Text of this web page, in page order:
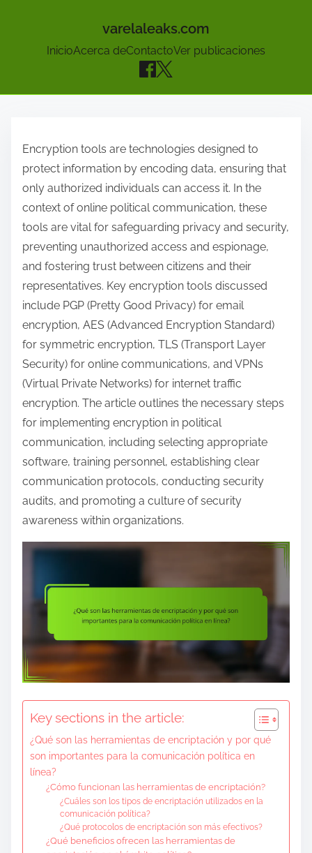
varelaleaks.com
InicioAcerca deContactoVer publicaciones
Encryption tools are technologies designed to
protect information by encoding data, ensuring that
only authorized individuals can access it. In the
context of online political communication, these
tools are vital for safeguarding privacy and security,
preventing unauthorized access and espionage,
and fostering trust between citizens and their
representatives. Key encryption tools discussed
include PGP (Pretty Good Privacy) for email
encryption, AES (Advanced Encryption Standard)
for symmetric encryption, TLS (Transport Layer
Security) for online communications, and VPNs
(Virtual Private Networks) for internet traffic
encryption. The article outlines the necessary steps
for implementing encryption in political
communication, including selecting appropriate
software, training personnel, establishing clear
communication protocols, conducting security
audits, and promoting a culture of security
awareness within organizations.
Key sections in the article:
¿Qué son las herramientas de encriptación y por qué
son importantes para la comunicación política en
línea?
¿Cómo funcionan las herramientas de encriptación?
¿Cuáles son los tipos de encriptación utilizados en la
comunicación política?
¿Qué protocolos de encriptación son más efectivos?
¿Qué beneficios ofrecen las herramientas de